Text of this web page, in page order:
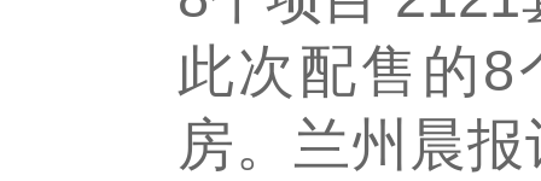
此次配售的8
房。兰州晨